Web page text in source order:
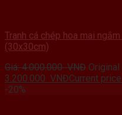
Tranh cá chép hoa mai
(30x30cm)
Giá:4.000.000VNĐ
3.200.000 VNĐCurrent
-20%